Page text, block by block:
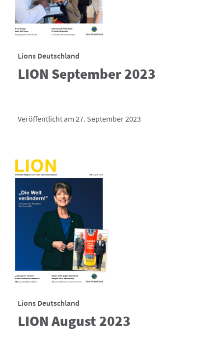
Lions Deutschland
LION September 2023
Veröffentlicht am 27. September 2023
Lions Deutschland
LION August 2023